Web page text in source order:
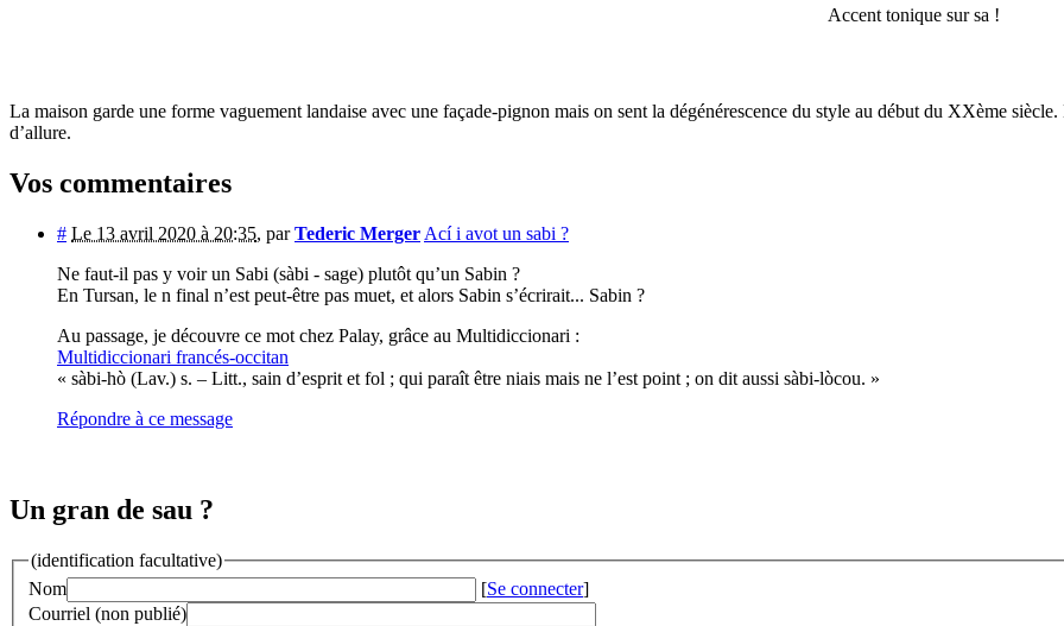
Accent tonique sur sa !
La maison garde une forme vaguement landaise avec une façade-pignon mais on sent la dégénérescence du style au début du XXème
d’allure.
Vos commentaires
# Le 13 avril 2020 à 20:35, parTederic Merger Ací i avot un sabi ?
Ne faut-il pas y voir un Sabi (sàbi - sage) plutôt qu’un Sabin ?
En Tursan, le n final n’est peut-être pas muet, et alors Sabin s’écrirait... Sabin ?
Au passage, je découvre ce mot chez Palay, grâce au Multidiccionari :
Multidiccionari francés-occitan
« sàbi-hò (Lav.) s. – Litt., sain d’esprit et fol ; qui paraît être niais mais ne l’est point ; on dit aussi sàbi-lòcou. »
Répondre à ce message
Un gran de sau ?
(identification facultative)
Nom
[Se connecter]
Courriel (non publié)